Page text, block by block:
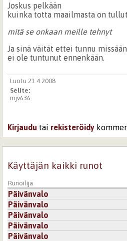
Joskus pelkään
kuinka totta maailmasta on tullut
mitä se onkaan meille tehnyt
Ja sinä väität ettei tunnu missään,
ei ole tuntunut ennenkään.
Luotu 21.4.2008
Selite:
mjv636
Kirjaudu tai rekisteröidy
Käyttäjän kaikki runot
Runoilija
Päivänvalo
Päivänvalo
Päivänvalo
Päivänvalo
Päivänvalo